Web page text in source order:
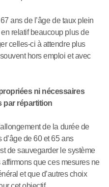
ans de l’âge de taux plein
relatif beaucoup plus de
celles-ci à attendre plus
hors emploi et avec
ni nécessaires
par répartition
de la durée de
de 60 et 65 ans
de sauvegarder le système
que ces mesures ne
et que d’autres choix